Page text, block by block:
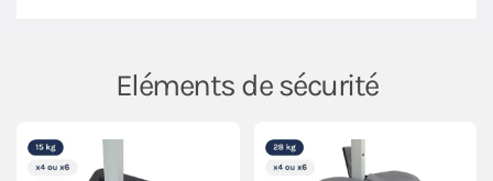
Eléments de sécurité